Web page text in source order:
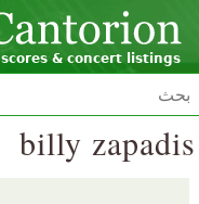
& concert listings
billy zapadis